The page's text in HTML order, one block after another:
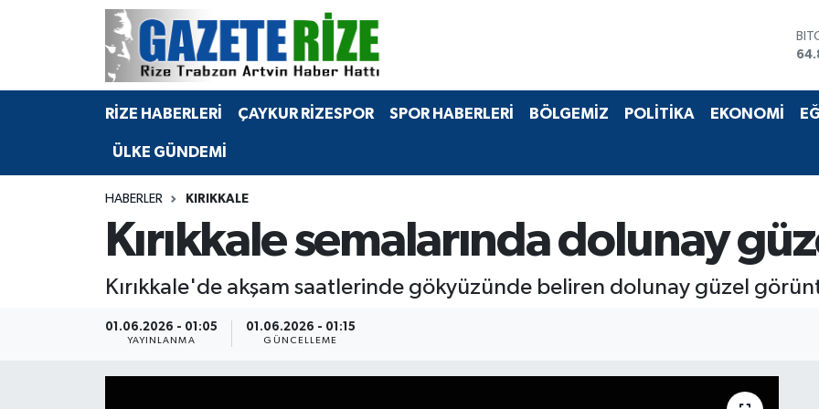
RİZE HABERLERİ ÇAYKUR RİZESPOR SPOR HABERLERİ BÖLGEMİZ POLİTİKA EKONOMİ
ÜLKE GÜNDEMİ
HABERLER KIRIKKALE
Kırıkkale semalarında dolunay
Kırıkkale'de akşam saatlerinde gökyüzünde beliren dolunay güzel
01.06.2026 - 01:05
YAYINLANMA
01.06.2026 - 01:15
GÜNCELLEME
BÖLGEMİZ
Bilim Teknoloji
Advertising news
Merkez Nöbetçi Eczaneler
Merkez Hava Durumu
Merkez Trafik Yoğunluk Haritası
Tüm Manşetler
Haber Arşivi